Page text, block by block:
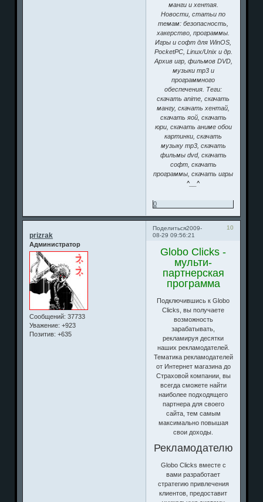
манги и хентая.
Новости, статьи по
темам: безопасность,
хакерство, программы.
Игры и софт для WinOS,
PocketPC, Linux/Unix и др.
Архив игр, фильмов DVD,
музыки mp3 и
программного
обеспечения. Теги:
скачать anime, скачать
мангу, скачать хентай,
скачать яой, скачать
юри, скачать аниме обои
картинки, скачать
музыку mp3, скачать
фильмы dvd, скачать
софт, скачать
программы, скачать игры
^__^
0
Поделиться 10
2009-
08-29 09:56:21
prizrak
Администратор
Сообщений: 37733
Уважение: +923
Позитив: +635
Globo Clicks -
мульти-
партнерская
программа
Подключившись к Globo
Clicks, вы получаете
возможность
зарабатывать,
рекламируя десятки
наших рекламодателей.
Тематика рекламодателей
от Интернет магазина до
Страховой компании, вы
всегда сможете найти
наиболее подходящего
партнера для своего
сайта, тем самым
максимально повышая
свои доходы.
Рекламодателю
Globo Clicks вместе с
вами разработает
стратегию привлечения
клиентов, предоставит